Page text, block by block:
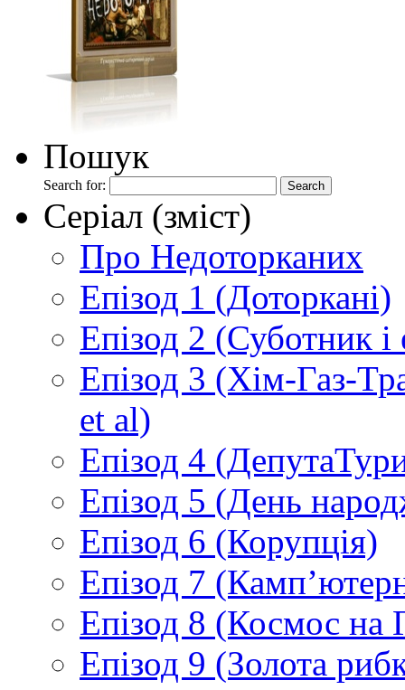
Пошук
Search for:
Серіал (зміст)
Про Недоторканих
Епізод 1 (Доторкані)
Епізод 2 (Суботник
Епізод 3 (Хім-Газ-
et al)
Епізод 4
Епізод 5 (День
Епізод 6 (Корупція)
Епізод 7
Епізод 8 (Космос на
Епізод 9 (Золота